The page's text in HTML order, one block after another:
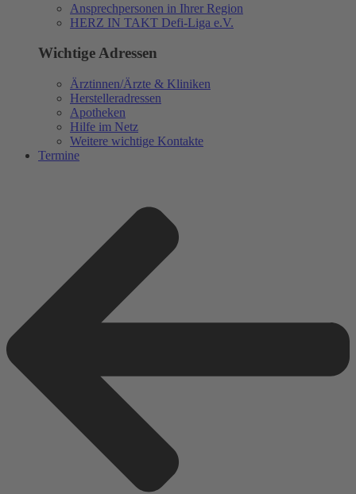
Ansprechpersonen in Ihrer Region
HERZ IN TAKT Defi-Liga e.V.
Wichtige Adressen
Ärztinnen/Ärzte & Kliniken
Herstelleradressen
Apotheken
Hilfe im Netz
Weitere wichtige Kontakte
Termine